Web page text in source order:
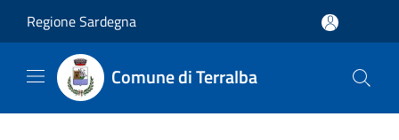
Regione Sardegna
Comune di Terralba